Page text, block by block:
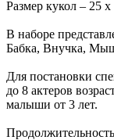
Размер кукол – 25 х
В наборе
Бабка, Внучка,
Для постановки
до 8 актеров
малыши от 3 лет.